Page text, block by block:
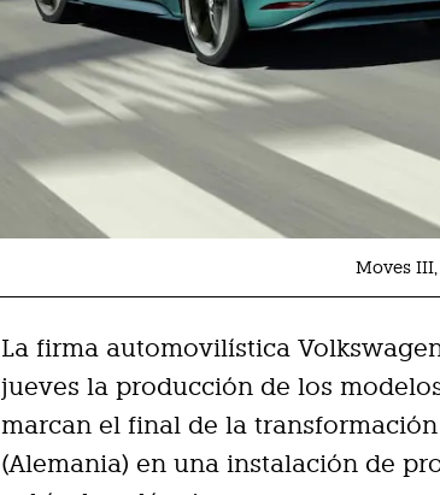
Moves
La firma automovilística
jueves la producción de los modelos
marcan el final de la
(Alemania) en una instalación de